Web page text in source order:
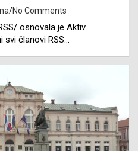
No Comments
osnovala je Aktiv
svi članovi RSS…